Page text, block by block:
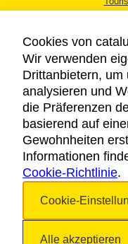
Cookies von
Wir verwenden
Drittanbietern, um
analysieren und
die Präferenzen
basierend auf
Gewohnheiten
Informationen
Cookie-Richtlinie.
Cookie-
Alle akzeptieren